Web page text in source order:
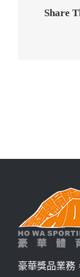
詢價
Share
豪華獎品業務